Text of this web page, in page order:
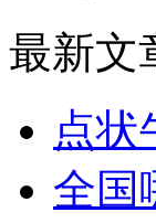
最新文
点状
全国